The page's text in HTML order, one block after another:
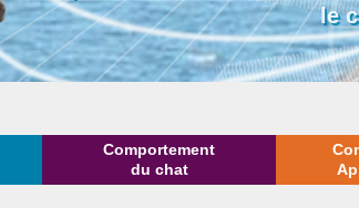
le
Comportement
du chat